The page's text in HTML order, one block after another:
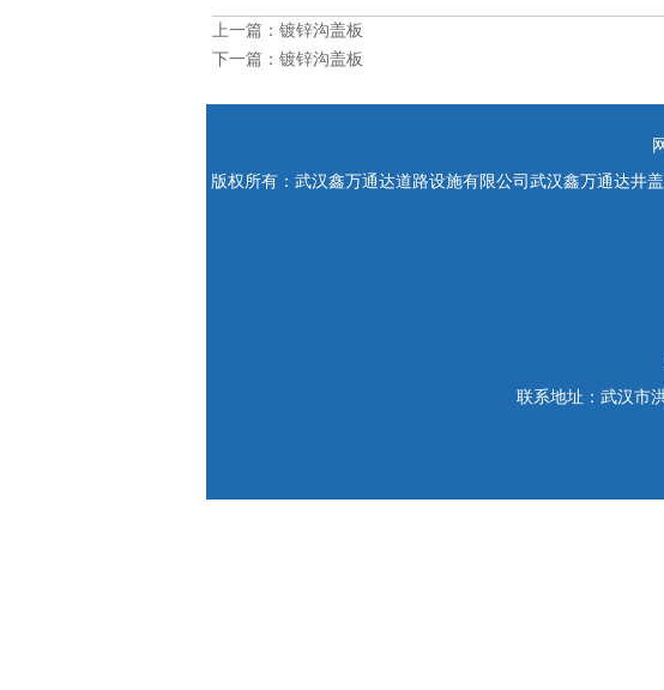
上一篇： 镀锌沟盖板
下一篇： 镀锌沟盖板
版权所有：武汉鑫万通达道路设施有限公司武汉鑫万通达井
联系地址：武汉市